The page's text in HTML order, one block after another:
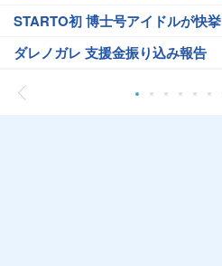
STARTO初 博士号アイドルが快挙
ダレノガレ 支援金振り込み報告